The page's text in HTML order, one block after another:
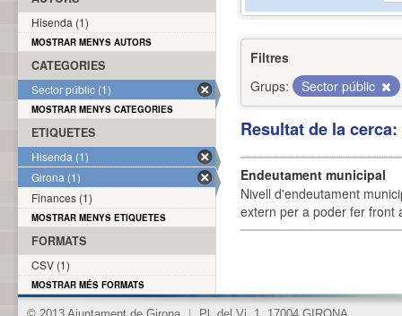
Filtres
Grups:
Sector públic
Resultat de la
Endeutament municipal
Nivell d'endeutament
extern per a poder fer front
Hisenda (1)
MOSTRAR MENYS AUTORS
CATEGORIES
Sector públic (1)
MOSTRAR MENYS CATEGORIES
ETIQUETES
Hisenda (1)
Girona (1)
Finances (1)
MOSTRAR MENYS ETIQUETES
FORMATS
CSV (1)
MOSTRAR MÉS FORMATS